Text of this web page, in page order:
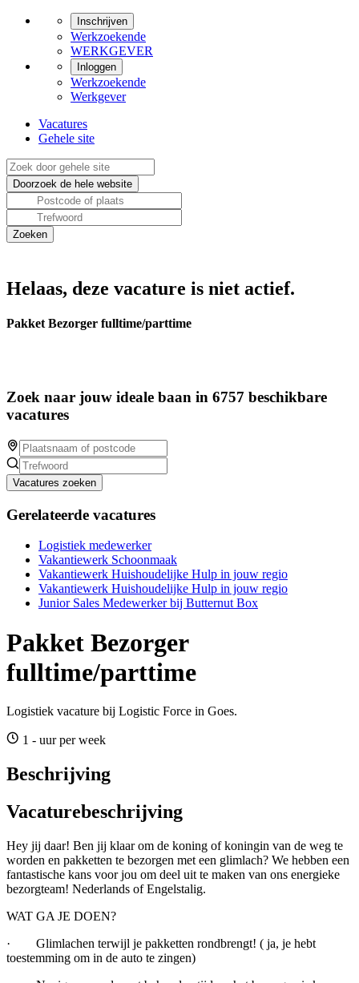
Inschrijven
Werkzoekende
WERKGEVER
Inloggen
Werkzoekende
Werkgever
Vacatures
Gehele site
Helaas, deze vacature is niet actief.
Pakket Bezorger fulltime/parttime
Zoek naar jouw ideale baan in 6757 beschikbare
vacatures
Vacatures zoeken
Gerelateerde vacatures
Logistiek medewerker
Vakantiewerk Schoonmaak
Vakantiewerk Huishoudelijke Hulp in jouw regio
Vakantiewerk Huishoudelijke Hulp in jouw regio
Junior Sales Medewerker bij Butternut Box
Pakket Bezorger
fulltime/parttime
Logistiek vacature bij Logistic Force in Goes.
1 - uur per week
Beschrijving
Vacaturebeschrijving
Hey jij daar! Ben jij klaar om de koning of koningin van de weg te
worden en pakketten te bezorgen met een glimlach? We hebben een
fantastische kans voor jou om deel uit te maken van ons energieke
bezorgteam! Nederlands of Engelstalig.
WAT GA JE DOEN?
· Glimlachen terwijl je pakketten rondbrengt! ( ja, je hebt
toestemming om in de auto te zingen)